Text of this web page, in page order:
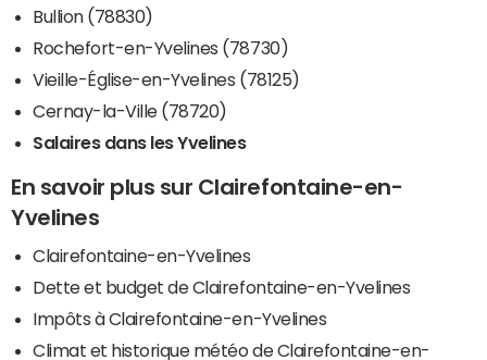
Bullion (78830)
Rochefort-en-Yvelines (78730)
Vieille-Église-en-Yvelines (78125)
Cernay-la-Ville (78720)
Salaires dans les Yvelines
En savoir plus sur Clairefontaine-en-
Yvelines
Clairefontaine-en-Yvelines
Dette et budget de Clairefontaine-en-Yvelines
Impôts à Clairefontaine-en-Yvelines
Climat et historique météo de Clairefontaine-en-